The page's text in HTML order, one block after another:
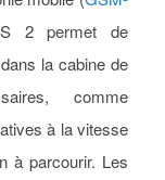
2 permet de
la cabine de
comme
à la vitesse
à parcourir. Les